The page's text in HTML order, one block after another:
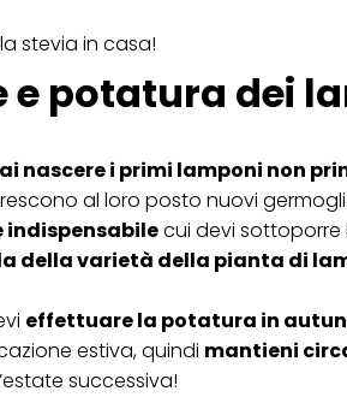
stevia in casa!
e potatura dei
nascere i primi lamponi non
al loro posto nuovi
indispensabilecui devi sottoporre
della varietà della pianta di
effettuare la potatura in
estiva, quindi mantieni
successiva!